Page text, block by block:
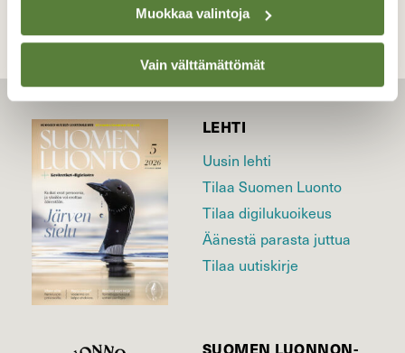
Muokkaa valintoja
Vain välttämättömät
LEHTI
Uusin lehti
Tilaa Suomen Luonto
Tilaa digilukuoikeus
Äänestä parasta juttua
Tilaa uutiskirje
SUOMEN LUONNON­